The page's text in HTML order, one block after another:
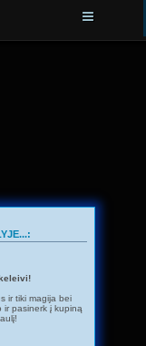
ir tiki magija bei
ir pasinerk į kupiną